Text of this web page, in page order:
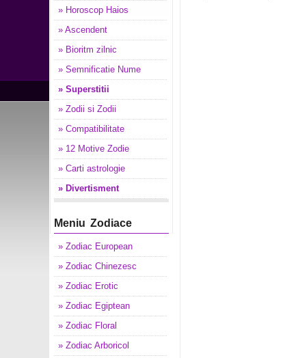
» Horoscop Haios
» Ascendent
» Bioritm zilnic
» Semnificatie Nume
» Superstitii
» Zodii si Zodii
» Compatibilitate
» 12 Motive Zodie
» Carti astrologie
» Divertisment
Meniu Zodiace
» Zodiac European
» Zodiac Chinezesc
» Zodiac Erotic
» Zodiac Egiptean
» Zodiac Floral
» Zodiac Arboricol